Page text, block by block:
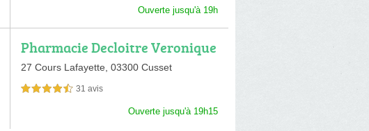
Ouverte jusqu'à 19h
Pharmacie Decloitre Veronique
27 Cours Lafayette, 03300 Cusset
4,5 étoiles sur 5 31 avis
Ouverte jusqu'à 19h15